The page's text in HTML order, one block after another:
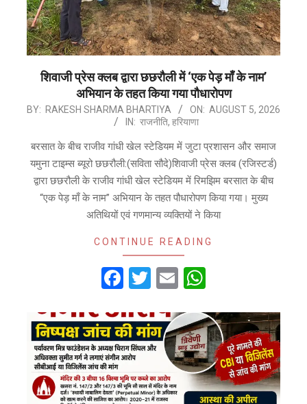
शिवाजी प्रेस क्लब द्वारा छछरौली में ‘एक पेड़ माँ के नाम’
अभियान के तहत किया गया पौधारोपण
2026-
05
BY: RAKESH SHARMA BHARTIYA ON: AUGUST 5, 2026
IN: राजनीति, हरियाणा
​बरसात के बीच राजीव गांधी खेल स्टेडियम में जुटा प्रशासन और समाज
यमुना टाइम्स ब्यूरो ​छछरौली:(सविता सौदे)शिवाजी प्रेस क्लब (रजिस्टर्ड)
द्वारा छछरौली के राजीव गांधी खेल स्टेडियम में रिमझिम बरसात के बीच
“एक पेड़ माँ के नाम” अभियान के तहत पौधारोपण किया गया। ​मुख्य
अतिथियों एवं गणमान्य व्यक्तियों ने किया
CONTINUE READING
Facebook
Twitter
Email